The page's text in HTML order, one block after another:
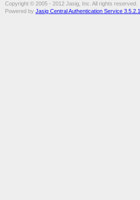
Copyright © 2005 - 2012 Jasig, Inc. All rights reserved.
Powered by Jasig Central Authentication Service 3.5.2.1